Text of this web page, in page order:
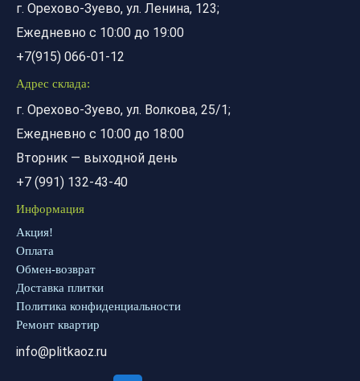
г. Орехово-Зуево, ул. Ленина, 123;
Ежедневно с 10:00 до 19:00
+7(915) 066-01-12
Адрес склада:
г. Орехово-Зуево, ул. Волкова, 25/1;
Ежедневно с 10:00 до 18:00
Вторник — выходной день
+7 (991) 132-43-40
Информация
Акция!
Оплата
Обмен-возврат
Доставка плитки
Политика конфиденциальности
Ремонт квартир
info@plitkaoz.ru